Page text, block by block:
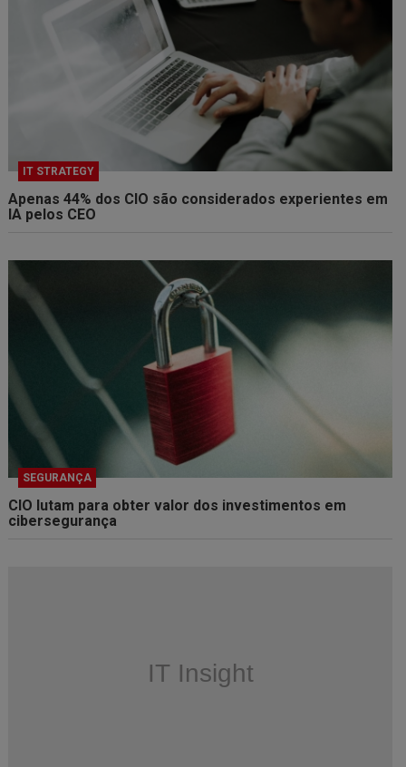
IT STRATEGY
Apenas 44% dos CIO são considerados experientes em
IA pelos CEO
SEGURANÇA
CIO lutam para obter valor dos investimentos em
cibersegurança